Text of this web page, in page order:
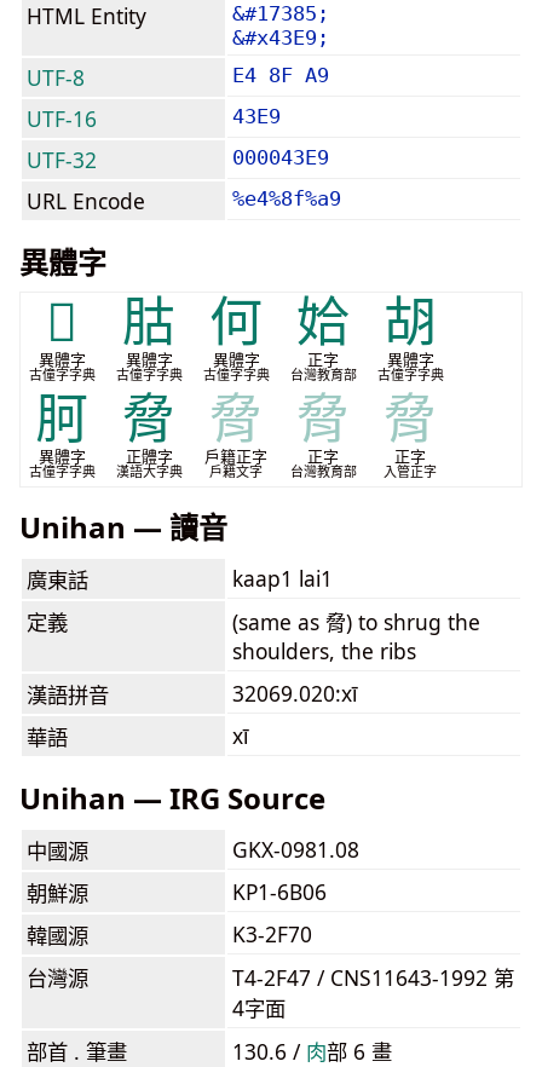
HTML Entity
&#17385;
&#x43E9;
UTF-8 E4 8F A9
UTF-16 43E9
UTF-32 000043E9
URL Encode %e4%8f%a9
異體字
𣍻
異體字
古僮字字典
𦙶
異體字
古僮字字典
何
異體字
古僮字字典
姶
正字
台灣教育部
胡
異體字
古僮字字典
胢
異體字
古僮字字典
脅
正體字
漢語大字典
脅
戶籍正字
戶籍文字
脅
正字
台灣教育部
脅
正字
入管正字
Unihan — 讀音
廣東話
kaap1 lai1
定義
(same as 脅) to shrug the
shoulders, the ribs
漢語拼音
32069.020:xī
華語
xī
Unihan — IRG Source
中國源
GKX-0981.08
朝鮮源
KP1-6B06
韓國源
K3-2F70
台灣源
T4-2F47 / CNS11643-1992 第
4字面
部首 . 筆畫
130.6 / ⾁部 6 畫